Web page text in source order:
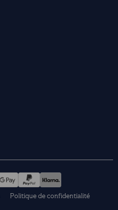
Politique de confidentialité